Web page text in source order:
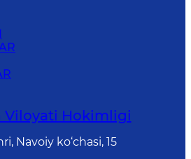
Vilоyati Hоkimligi
Nаvоiy ko‘chаsi, 15